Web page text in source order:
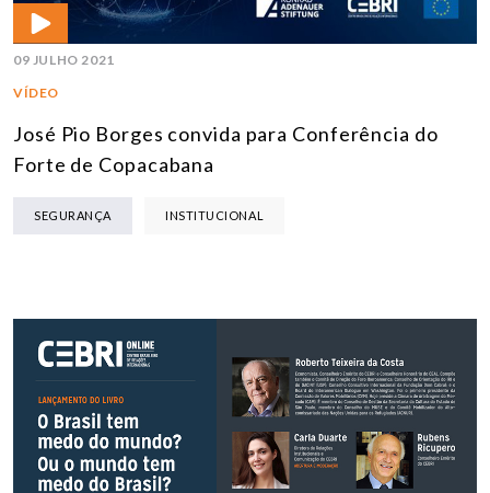
09 JULHO 2021
VÍDEO
José Pio Borges convida para Conferência do
Forte de Copacabana
SEGURANÇA INSTITUCIONAL